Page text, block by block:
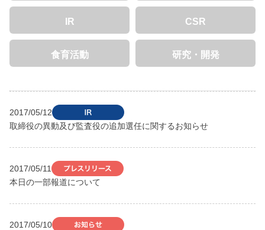
IR CSR
食育活動 研究・開発
2017/05/12
取締役の異動及び監査役の追加選任に関するお知らせ
2017/05/11
本日の一部報道について
2017/05/10